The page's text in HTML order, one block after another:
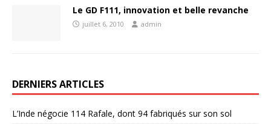
Le GD F111, innovation et belle revanche
juillet 6, 2010 admin
DERNIERS ARTICLES
L’Inde négocie 114 Rafale, dont 94 fabriqués sur son sol